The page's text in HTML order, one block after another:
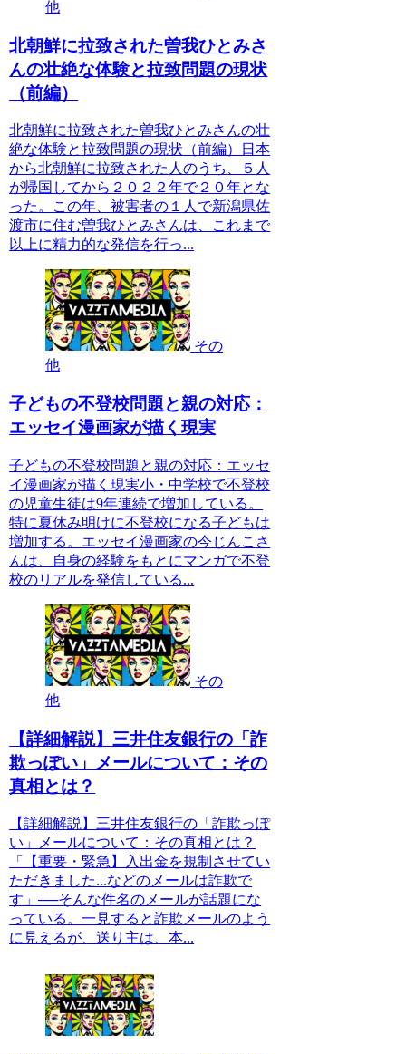
他
北朝鮮に拉致された曽我ひとみさ
んの壮絶な体験と拉致問題の現状
（前編）
北朝鮮に拉致された曽我ひとみさんの壮
絶な体験と拉致問題の現状（前編）日本
から北朝鮮に拉致された人のうち、５人
が帰国してから２０２２年で２０年とな
った。この年、被害者の１人で新潟県佐
渡市に住む曽我ひとみさんは、これまで
以上に精力的な発信を行っ...
その
他
子どもの不登校問題と親の対応：
エッセイ漫画家が描く現実
子どもの不登校問題と親の対応：エッセ
イ漫画家が描く現実小・中学校で不登校
の児童生徒は9年連続で増加している。
特に夏休み明けに不登校になる子どもは
増加する。エッセイ漫画家の今じんこさ
んは、自身の経験をもとにマンガで不登
校のリアルを発信している...
その
他
【詳細解説】三井住友銀行の「詐
欺っぽい」メールについて：その
真相とは？
【詳細解説】三井住友銀行の「詐欺っぽ
い」メールについて：その真相とは？
「【重要・緊急】入出金を規制させてい
ただきました...などのメールは詐欺で
す」──そんな件名のメールが話題にな
っている。一見すると詐欺メールのよう
に見えるが、送り主は、本...